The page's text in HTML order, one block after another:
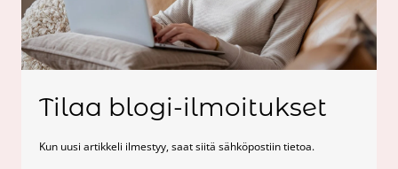
Tilaa blogi-ilmoitukset
Kun uusi artikkeli ilmestyy, saat siitä sähköpostiin tietoa.